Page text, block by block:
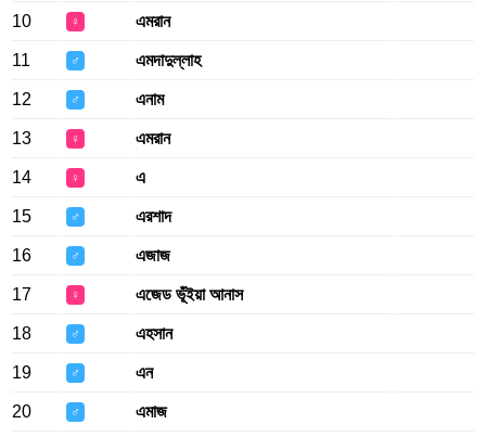
10 ♀ এমরান
11 ♂ এমদাদুল্লাহ
12 ♂ এনাম
13 ♀ এমরান
14 ♀ এ
15 ♂ এরশাদ
16 ♂ এজাজ
17 ♀ এজেড ভূঁইয়া আনাস
18 ♂ এহসান
19 ♂ এন
20 ♂ এমাজ